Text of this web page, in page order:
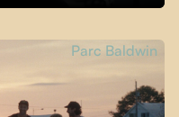
Parc Baldwin